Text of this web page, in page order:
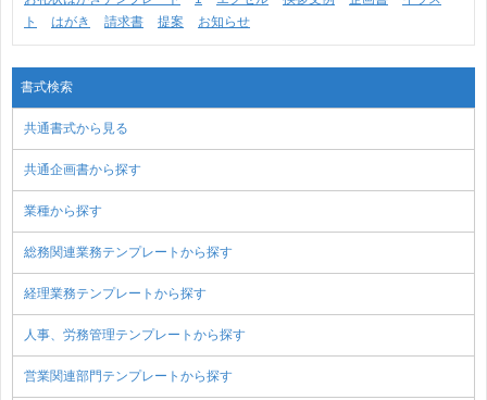
ト
はがき 請求書 提案 お知らせ
書式検索
共通書式から見る
共通企画書から探す
業種から探す
総務関連業務テンプレートから探す
経理業務テンプレートから探す
人事、労務管理テンプレートから探す
営業関連部門テンプレートから探す